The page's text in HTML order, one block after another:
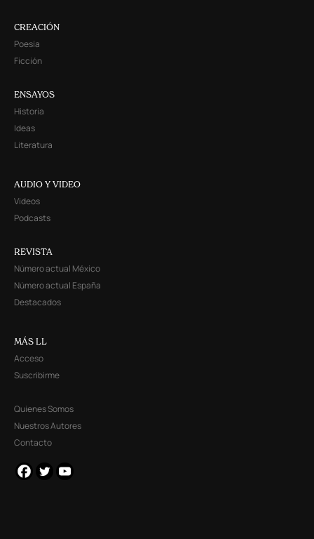
CREACIÓN
Poesía
Ficción
ENSAYOS
Historia
Ideas
Literatura
AUDIO Y VIDEO
Videos
Podcasts
REVISTA
Número actual México
Número actual España
Destacados
MÁS LL
Acceso
Suscribirme
Quienes Somos
Nuestros Autores
Contacto